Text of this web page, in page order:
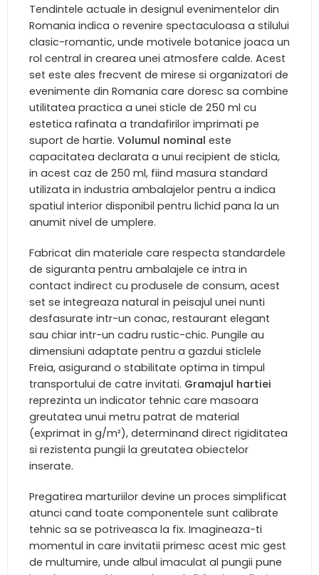
Tendintele actuale in designul evenimentelor din
Romania indica o revenire spectaculoasa a stilului
clasic-romantic, unde motivele botanice joaca un
rol central in crearea unei atmosfere calde. Acest
set este ales frecvent de mirese si organizatori de
evenimente din Romania care doresc sa combine
utilitatea practica a unei sticle de 250 ml cu
estetica rafinata a trandafirilor imprimati pe
suport de hartie. Volumul nominal este
capacitatea declarata a unui recipient de sticla,
in acest caz de 250 ml, fiind masura standard
utilizata in industria ambalajelor pentru a indica
spatiul interior disponibil pentru lichid pana la un
anumit nivel de umplere.
Fabricat din materiale care respecta standardele
de siguranta pentru ambalajele ce intra in
contact indirect cu produsele de consum, acest
set se integreaza natural in peisajul unei nunti
desfasurate intr-un conac, restaurant elegant
sau chiar intr-un cadru rustic-chic. Pungile au
dimensiuni adaptate pentru a gazdui sticlele
Freia, asigurand o stabilitate optima in timpul
transportului de catre invitati. Gramajul hartiei
reprezinta un indicator tehnic care masoara
greutatea unui metru patrat de material
(exprimat in g/m²), determinand direct rigiditatea
si rezistenta pungii la greutatea obiectelor
inserate.
Pregatirea marturiilor devine un proces simplificat
atunci cand toate componentele sunt calibrate
tehnic sa se potriveasca la fix. Imagineaza-ti
momentul in care invitatii primesc acest mic gest
de multumire, unde albul imaculat al pungii pune